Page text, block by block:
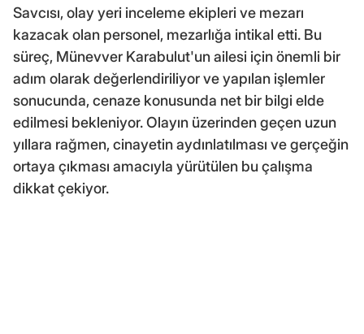
Savcısı, olay yeri inceleme ekipleri ve mezarı
kazacak olan personel, mezarlığa intikal etti. Bu
süreç, Münevver Karabulut'un ailesi için önemli bir
adım olarak değerlendiriliyor ve yapılan işlemler
sonucunda, cenaze konusunda net bir bilgi elde
edilmesi bekleniyor. Olayın üzerinden geçen uzun
yıllara rağmen, cinayetin aydınlatılması ve gerçeğin
ortaya çıkması amacıyla yürütülen bu çalışma
dikkat çekiyor.